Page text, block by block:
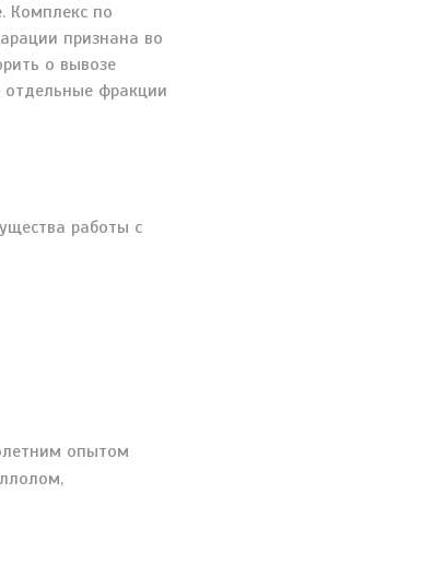
Комплекс по
признана во
о вывозе
отдельные фракции
работы с
опытом